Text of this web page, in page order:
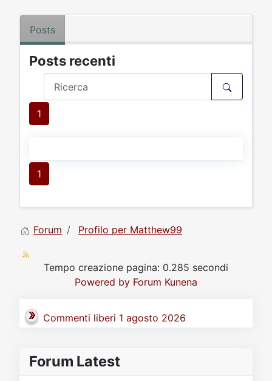
Posts
Posts recenti
1
1
Forum Profilo per Matthew99
Tempo creazione pagina: 0.285 secondi
Powered by Forum Kunena
Commenti liberi 1 agosto 2026
Forum Latest